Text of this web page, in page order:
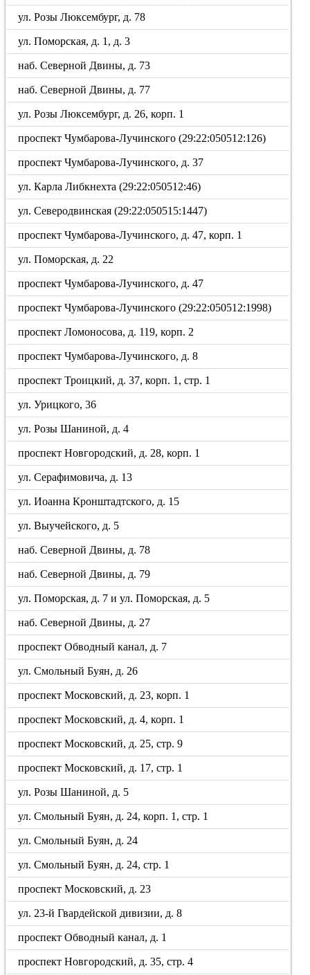
ул. Розы Люксембург, д. 78
ул. Поморская, д. 1, д. 3
наб. Северной Двины, д. 73
наб. Северной Двины, д. 77
ул. Розы Люксембург, д. 26, корп. 1
проспект Чумбарова-Лучинского (29:22:050512:126)
проспект Чумбарова-Лучинского, д. 37
ул. Карла Либкнехта (29:22:050512:46)
ул. Северодвинская (29:22:050515:1447)
проспект Чумбарова-Лучинского, д. 47, корп. 1
ул. Поморская, д. 22
проспект Чумбарова-Лучинского, д. 47
проспект Чумбарова-Лучинского (29:22:050512:1998)
проспект Ломоносова, д. 119, корп. 2
проспект Чумбарова-Лучинского, д. 8
проспект Троицкий, д. 37, корп. 1, стр. 1
ул. Урицкого, 36
ул. Розы Шаниной, д. 4
проспект Новгородский, д. 28, корп. 1
ул. Серафимовича, д. 13
ул. Иоанна Кронштадтского, д. 15
ул. Выучейского, д. 5
наб. Северной Двины, д. 78
наб. Северной Двины, д. 79
ул. Поморская, д. 7 и ул. Поморская, д. 5
наб. Северной Двины, д. 27
проспект Обводный канал, д. 7
ул. Смольный Буян, д. 26
проспект Московский, д. 23, корп. 1
проспект Московский, д. 4, корп. 1
проспект Московский, д. 25, стр. 9
проспект Московский, д. 17, стр. 1
ул. Розы Шаниной, д. 5
ул. Смольный Буян, д. 24, корп. 1, стр. 1
ул. Смольный Буян, д. 24
ул. Смольный Буян, д. 24, стр. 1
проспект Московский, д. 23
ул. 23-й Гвардейской дивизии, д. 8
проспект Обводный канал, д. 1
проспект Новгородский, д. 35, стр. 4